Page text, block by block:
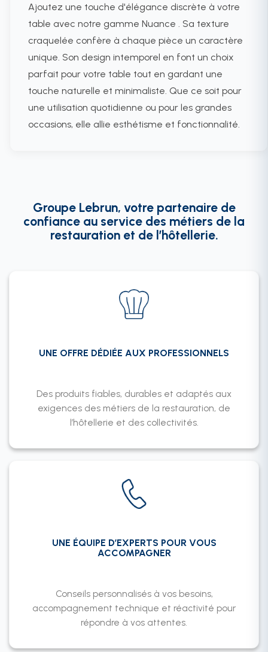
Ajoutez une touche d'élégance discrète à votre
table avec notre gamme Nuance . Sa texture
craquelée confère à chaque pièce un caractère
unique. Son design intemporel en font un choix
parfait pour votre table tout en gardant une
touche naturelle et minimaliste. Que ce soit pour
une utilisation quotidienne ou pour les grandes
occasions, elle allie esthétisme et fonctionnalité.
Groupe Lebrun, votre partenaire de
confiance au service des métiers de la
restauration et de l’hôtellerie.
UNE OFFRE DÉDIÉE AUX PROFESSIONNELS
Des produits fiables, durables et adaptés aux
exigences des métiers de la restauration, de
l’hôtellerie et des collectivités.
UNE ÉQUIPE D’EXPERTS POUR VOUS
ACCOMPAGNER
Conseils personnalisés à vos besoins,
accompagnement technique et réactivité pour
répondre à vos attentes.